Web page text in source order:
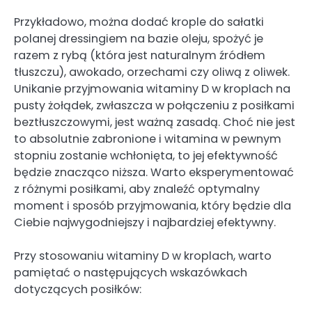
Przykładowo, można dodać krople do sałatki
polanej dressingiem na bazie oleju, spożyć je
razem z rybą (która jest naturalnym źródłem
tłuszczu), awokado, orzechami czy oliwą z oliwek.
Unikanie przyjmowania witaminy D w kroplach na
pusty żołądek, zwłaszcza w połączeniu z posiłkami
beztłuszczowymi, jest ważną zasadą. Choć nie jest
to absolutnie zabronione i witamina w pewnym
stopniu zostanie wchłonięta, to jej efektywność
będzie znacząco niższa. Warto eksperymentować
z różnymi posiłkami, aby znaleźć optymalny
moment i sposób przyjmowania, który będzie dla
Ciebie najwygodniejszy i najbardziej efektywny.
Przy stosowaniu witaminy D w kroplach, warto
pamiętać o następujących wskazówkach
dotyczących posiłków: